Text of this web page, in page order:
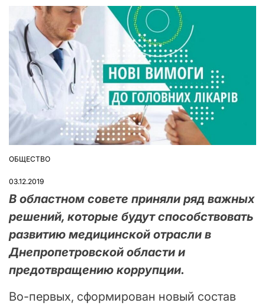
ОПУБЛІКУВАТИ
ОБЩЕСТВО
03.12.2019
В областном совете приняли ряд важных
решений, которые будут способствовать
развитию медицинской отрасли в
Днепропетровской области и
предотвращению коррупции.
Во-первых, сформирован новый состав